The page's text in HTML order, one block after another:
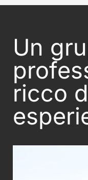
Un
ricco